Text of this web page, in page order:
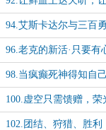
狱
94.艾斯卡达尔与三百
fans”兄弟加更【1/5】
96.老克的新活·只要有
上到处都是纳克萨玛斯
98.当疯癫死神得知自
半神、三百勇士和上
100.虚空只需馈赠，荣
102.团结、狩猎、胜利